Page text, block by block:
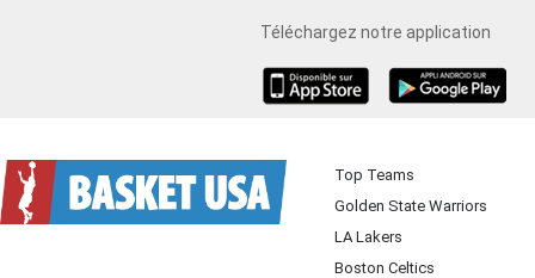
Téléchargez notre application
Top Teams
Golden State Warriors
LA Lakers
Boston Celtics